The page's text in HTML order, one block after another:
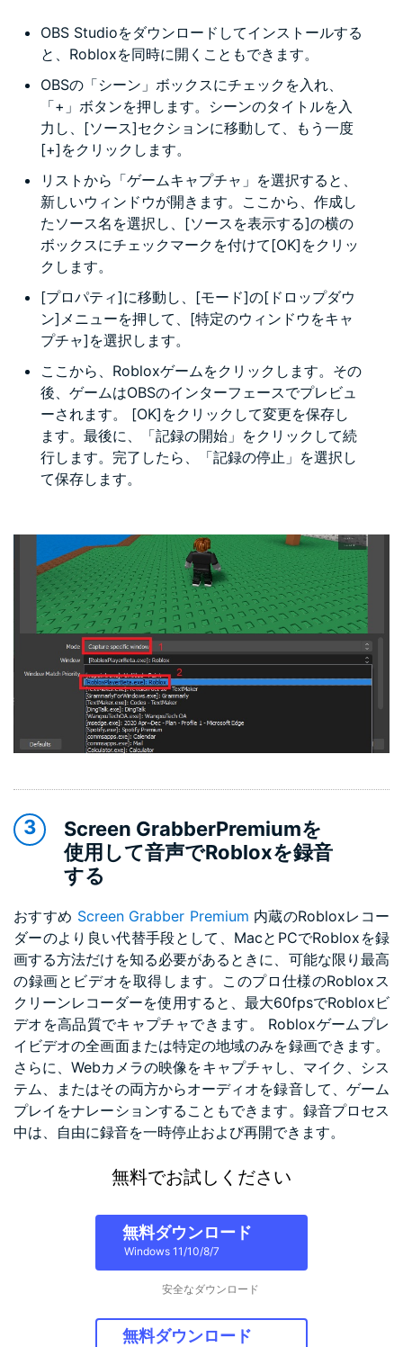
OBS Studioをダウンロードしてインストールする
と、Robloxを同時に開くこともできます。
OBSの「シーン」ボックスにチェックを入れ、
「+」ボタンを押します。シーンのタイトルを入
力し、[ソース]セクションに移動して、もう一度
[+]をクリックします。
リストから「ゲームキャプチャ」を選択すると、
新しいウィンドウが開きます。ここから、作成し
たソース名を選択し、[ソースを表示する]の横の
ボックスにチェックマークを付けて[OK]をクリッ
クします。
[プロパティ]に移動し、[モード]の[ドロップダウ
ン]メニューを押して、[特定のウィンドウをキャ
プチャ]を選択します。
ここから、Robloxゲームをクリックします。その
後、ゲームはOBSのインターフェースでプレビュ
ーされます。 [OK]をクリックして変更を保存し
ます。最後に、「記録の開始」をクリックして続
行します。完了したら、「記録の停止」を選択し
て保存します。
Screen GrabberPremiumを
使用して音声でRobloxを録音
する
おすすめ Screen Grabber Premium 内蔵のRobloxレコー
ダーのより良い代替手段として、MacとPCでRobloxを録
画する方法だけを知る必要があるときに、可能な限り最高
の録画とビデオを取得します。このプロ仕様のRobloxス
クリーンレコーダーを使用すると、最大60fpsでRobloxビ
デオを高品質でキャプチャできます。 Robloxゲームプレ
イビデオの全画面または特定の地域のみを録画できます。
さらに、Webカメラの映像をキャプチャし、マイク、シス
テム、またはその両方からオーディオを録音して、ゲーム
プレイをナレーションすることもできます。録音プロセス
中は、自由に録音を一時停止および再開できます。
無料でお試しください
無料ダウンロード
Windows 11/10/8/7
安全なダウンロード
無料ダウンロード